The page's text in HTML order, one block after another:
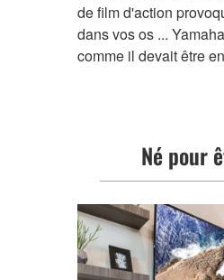
de film d'action
dans vos os ...
comme il devait être
Né pour